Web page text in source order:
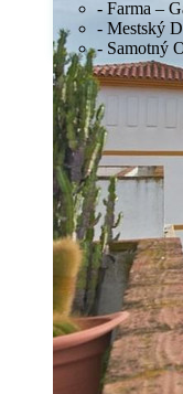
- Farma –
- Mestský
- Samotný